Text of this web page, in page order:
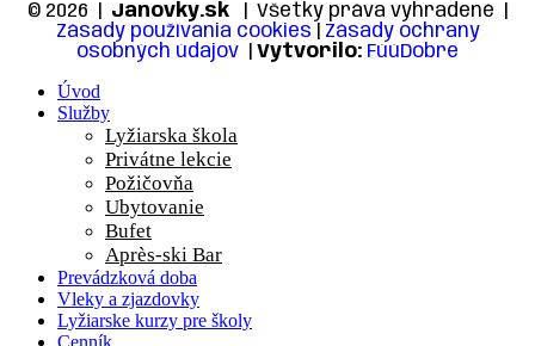
© 2026 | Janovky.sk | Všetky práva vyhradené |
Zásady používania cookies
Zásady ochrany
osobných údajov
Vytvorilo: FúúDobre
Úvod
Služby
Lyžiarska škola
Privátne lekcie
Požičovňa
Ubytovanie
Bufet
Après-ski Bar
Prevádzková doba
Vleky a zjazdovky
Lyžiarske kurzy pre školy